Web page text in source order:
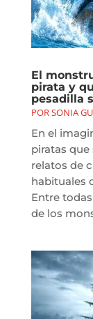
El
pirata y
pesadilla
PORSONIA
En el
piratas que
relatos de
habituales
Entre
de los